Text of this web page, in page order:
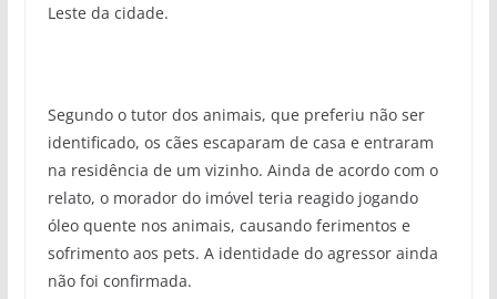
Leste da cidade.
Segundo o tutor dos animais, que preferiu não ser
identificado, os cães escaparam de casa e entraram
na residência de um vizinho. Ainda de acordo com o
relato, o morador do imóvel teria reagido jogando
óleo quente nos animais, causando ferimentos e
sofrimento aos pets. A identidade do agressor ainda
não foi confirmada.